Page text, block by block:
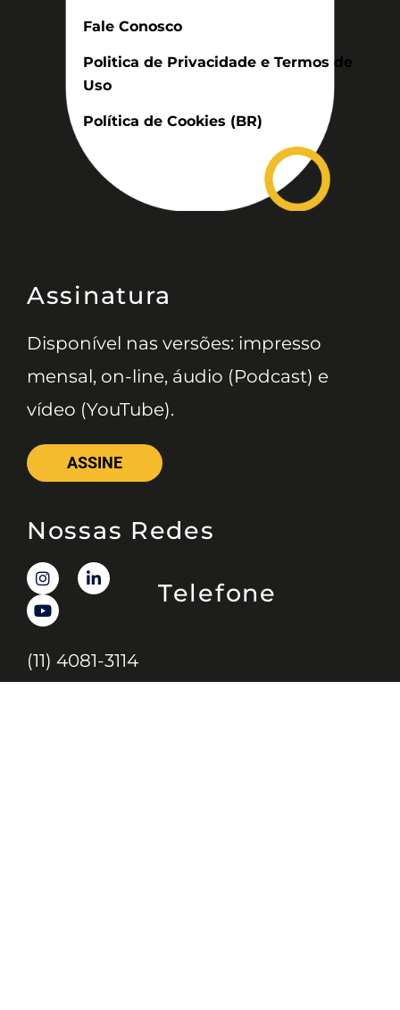
Fale Conosco
Politica de Privacidade e Termos de
Uso
Política de Cookies (BR)
Assinatura
Disponível nas versões: impresso
mensal, on-line, áudio (Podcast) e
vídeo (YouTube).
ASSINE
Nossas Redes
Telefone
(11) 4081-3114